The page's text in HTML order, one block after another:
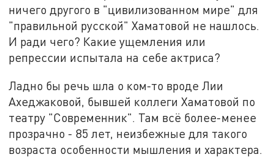
ничего другого в "цивилизованном мире" для
"правильной русской" Хаматовой не нашлось.
И ради чего? Какие ущемления или
репрессии испытала на себе актриса?
Ладно бы речь шла о ком-то вроде Лии
Ахеджаковой, бывшей коллеги Хаматовой по
театру "Современник". Там всё более-менее
прозрачно - 85 лет, неизбежные для такого
возраста особенности мышления и характера.